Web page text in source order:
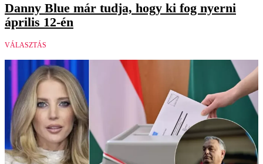
Danny Blue már tudja, hogy ki fog nyerni
április 12-én
VÁLASZTÁS